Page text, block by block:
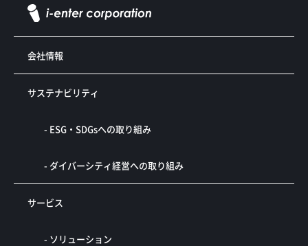
会社情報
サステナビリティ
- ESG・SDGsへの取り組み
- ダイバーシティ経営への取り組み
サービス
- ソリューション